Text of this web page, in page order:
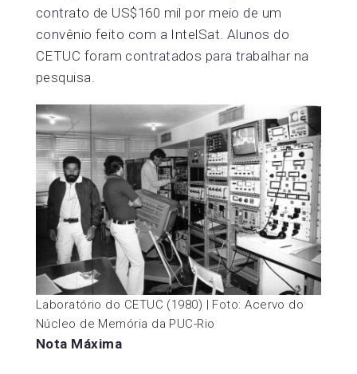
contrato de US$160 mil por meio de um
convênio feito com a IntelSat. Alunos do
CETUC foram contratados para trabalhar na
pesquisa.
Laboratório do CETUC (1980) | Foto: Acervo do
Núcleo de Memória da PUC-Rio
Nota Máxima